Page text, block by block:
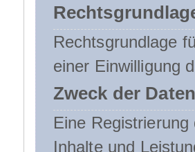
Rechtsgrundlage
einer Einwilligung
Zweck der
Eine
Inhalte und